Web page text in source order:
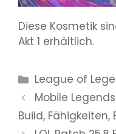
Diese Kosmetik
Akt 1 erhältlich.
Kategorien
League of
Mobile
Build, Fähigkeiten,